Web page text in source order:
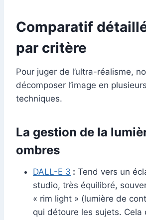
Comparatif
par critère
Pour juger de l’ultra-réalisme,
décomposer l’image en
techniques.
La gestion de la
ombres
DALL-E 3 : Tend vers un
studio, très équilibré,
« rim light » (lumière de
qui détoure les sujets. Cela